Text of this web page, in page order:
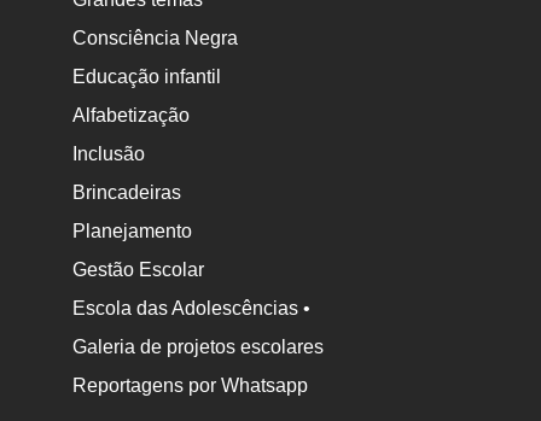
Consciência Negra
Educação infantil
Alfabetização
Inclusão
Brincadeiras
Planejamento
Gestão Escolar
Escola das Adolescências •
Galeria de projetos escolares
Reportagens por Whatsapp